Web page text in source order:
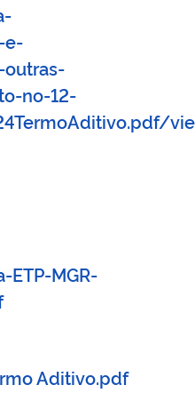
e-
no-12-
ETP-MGR-
Aditivo.pdf